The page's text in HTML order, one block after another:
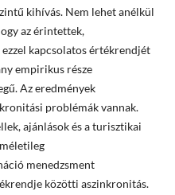
kihívás. Nem lehet anélkül
az érintettek,
kapcsolatos értékrendjét
empirikus része
Az eredmények
problémák vannak.
ajánlások és a turisztikai
menedzsment
közötti aszinkronitás.